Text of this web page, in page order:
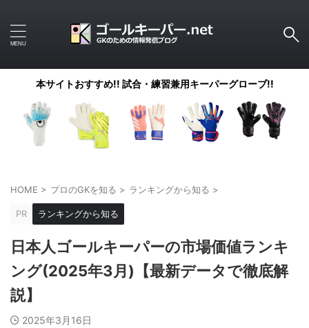
本サイトおすすめ!! 試合・練習兼用キーパーグローブ!!
HOME > プロのGKを知る > ランキングから知る >
PR ランキングから知る
日本人ゴールキーパーの市場価値ランキ
ング(2025年3月)【最新データで徹底解
説】
2025年3月16日